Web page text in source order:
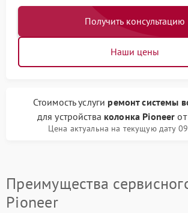
Получить консультацию
Наши цены
Стоимость услуги ремонт системы
для устройства колонка Pioneer от
Цена актуальна на текущую дату
Преимущества
Pioneer